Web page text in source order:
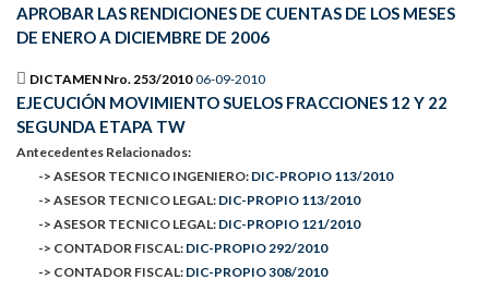
APROBAR LAS RENDICIONES DE CUENTAS DE LOS MESES
DE ENERO A DICIEMBRE DE 2006
DICTAMEN Nro. 253/2010 06-09-2010
EJECUCIÓN MOVIMIENTO SUELOS FRACCIONES 12 Y 22
SEGUNDA ETAPA TW
Antecedentes Relacionados:
-> ASESOR TECNICO INGENIERO: DIC-PROPIO 113/2010
-> ASESOR TECNICO LEGAL: DIC-PROPIO 113/2010
-> ASESOR TECNICO LEGAL: DIC-PROPIO 121/2010
-> CONTADOR FISCAL: DIC-PROPIO 292/2010
-> CONTADOR FISCAL: DIC-PROPIO 308/2010